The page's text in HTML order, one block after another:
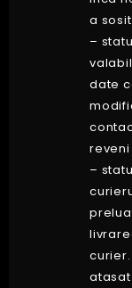
a
–
date
–
atasat